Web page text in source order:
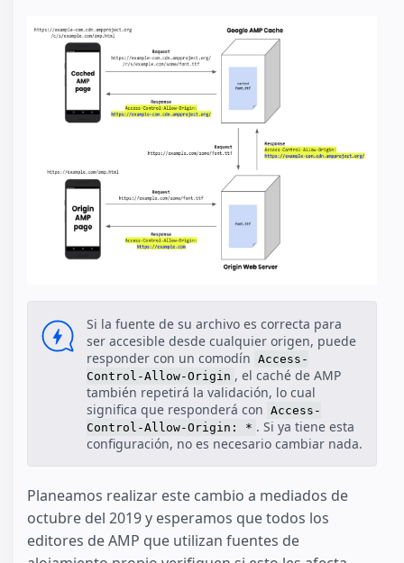
Si la fuente de su archivo es correcta para
ser accesible desde cualquier origen, puede
responder con un comodín Access-
Control-Allow-Origin , el caché de AMP
también repetirá la validación, lo cual
significa que responderá con Access-
Control-Allow-Origin: * . Si ya tiene esta
configuración, no es necesario cambiar nada.
Planeamos realizar este cambio a mediados de
octubre del 2019 y esperamos que todos los
editores de AMP que utilizan fuentes de